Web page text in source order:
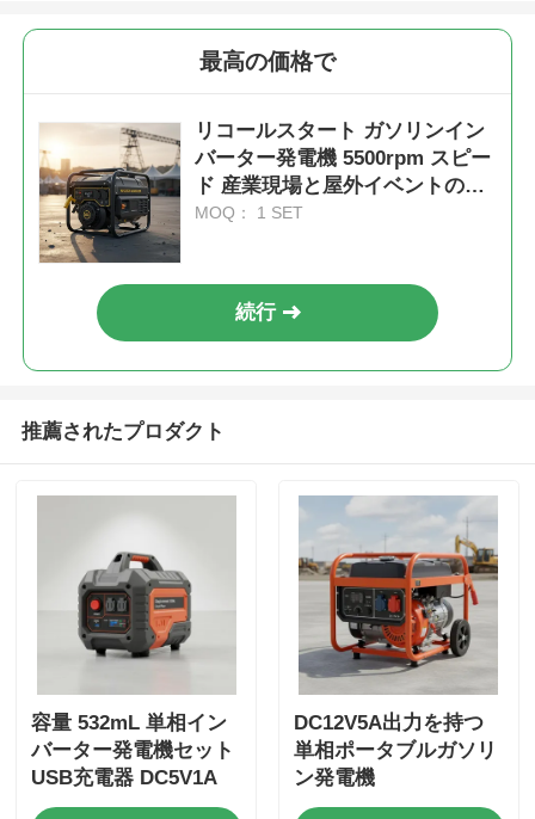
最高の価格で
リコールスタート ガソリンイン
バーター発電機 5500rpm スピー
ド 産業現場と屋外イベントのた
めの携帯電源ソリューション
MOQ： 1 SET
続行
推薦されたプロダクト
容量 532mL 単相イン
バーター発電機セット
USB充電器 DC5V1A
緊急バックアップ用エ
DC12V5A出力を持つ
単相ポータブルガソリ
ン発電機